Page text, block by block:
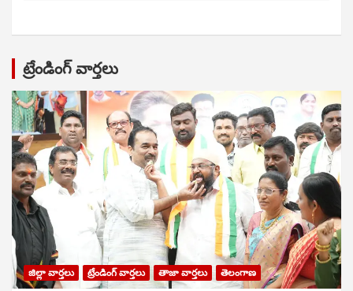
ట్రేండింగ్ వార్తలు
జిల్లా వార్తలు ట్రేండింగ్ వార్తలు తాజా వార్తలు తెలంగాణ